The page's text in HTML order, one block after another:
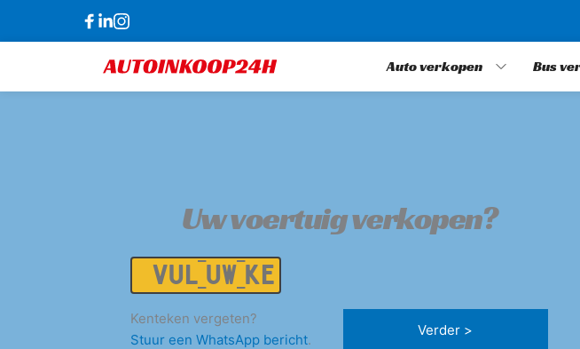
Auto verkopen Bus
Uw voertuig verkopen?
Kenteken
Kenteken vergeten?
Stuur een WhatsApp bericht.